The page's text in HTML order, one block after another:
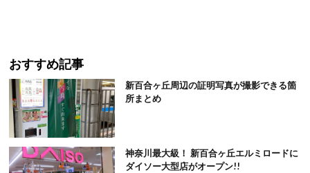
おすすめ記事
新百合ヶ丘周辺の証明写真が撮影できる箇
所まとめ
神奈川最大級！ 新百合ヶ丘エルミロードに
ダイソー大型店がオープン!!